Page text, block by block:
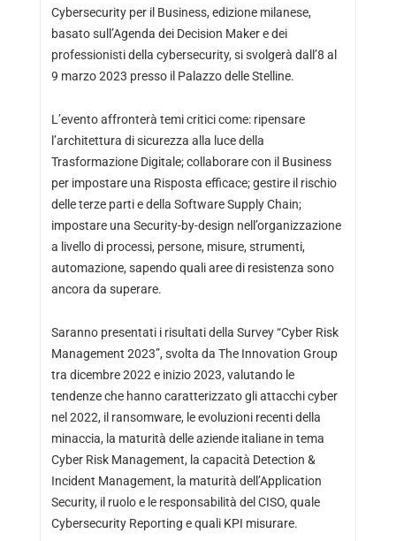
Cybersecurity per il Business, edizione milanese,
basato sull’Agenda dei Decision Maker e dei
professionisti della cybersecurity, si svolgerà dall’8 al
9 marzo 2023 presso il Palazzo delle Stelline.
L’evento affronterà temi critici come: ripensare
l’architettura di sicurezza alla luce della
Trasformazione Digitale; collaborare con il Business
per impostare una Risposta efficace; gestire il rischio
delle terze parti e della Software Supply Chain;
impostare una Security-by-design nell’organizzazione
a livello di processi, persone, misure, strumenti,
automazione, sapendo quali aree di resistenza sono
ancora da superare.
Saranno presentati i risultati della Survey “Cyber Risk
Management 2023”, svolta da The Innovation Group
tra dicembre 2022 e inizio 2023, valutando le
tendenze che hanno caratterizzato gli attacchi cyber
nel 2022, il ransomware, le evoluzioni recenti della
minaccia, la maturità delle aziende italiane in tema
Cyber Risk Management, la capacità Detection &
Incident Management, la maturità dell’Application
Security, il ruolo e le responsabilità del CISO, quale
Cybersecurity Reporting e quali KPI misurare.